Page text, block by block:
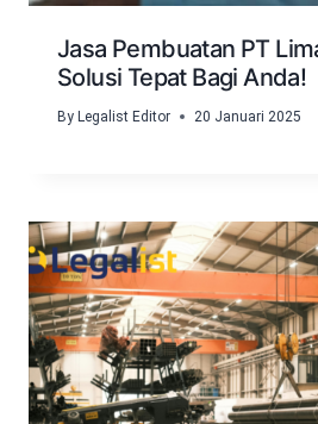
Jasa Pembuatan PT
Solusi Tepat Bagi Anda!
By Legalist Editor 20 Januari 2025